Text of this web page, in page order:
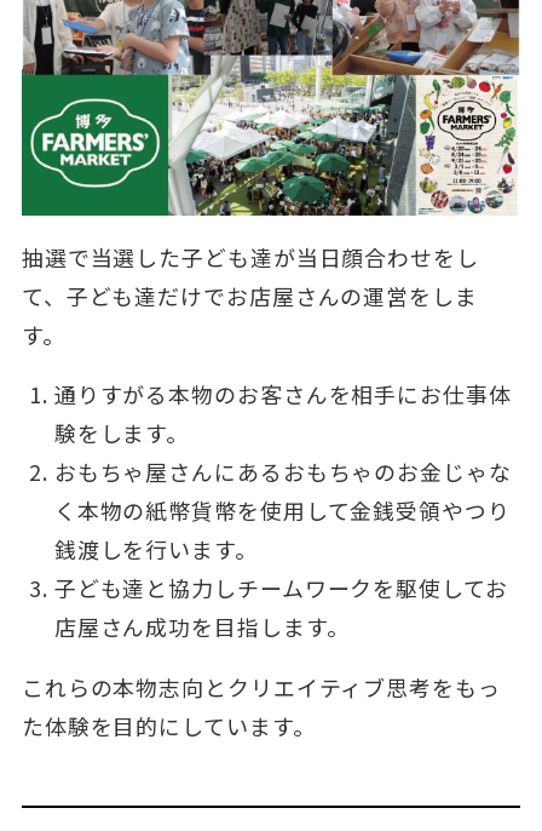
抽選で当選した子ども達が当日顔合わせをし
て、子ども達だけでお店屋さんの運営をしま
す。
通りすがる本物のお客さんを相手にお仕事体
験をします。
おもちゃ屋さんにあるおもちゃのお金じゃな
く本物の紙幣貨幣を使用して金銭受領やつり
銭渡しを行います。
子ども達と協力しチームワークを駆使してお
店屋さん成功を目指します。
これらの本物志向とクリエイティブ思考をもっ
た体験を目的にしています。